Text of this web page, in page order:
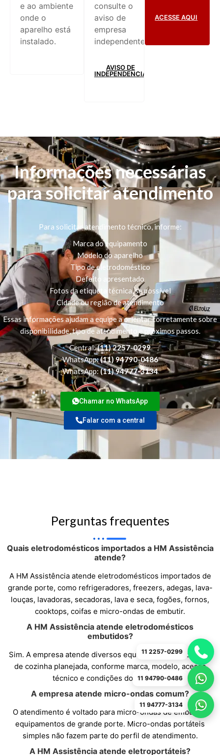
e ao ambiente
onde o
aparelho está
instalado.
consulte o
aviso de
empresa
independente.
AVISO DE
INDEPENDENCIA
ACESSE AQUI
Informações necessárias
para solicitar atendimento
Para solicitar atendimento técnico, informe:
Marca do equipamento
Modelo do aparelho
Tipo de eletrodoméstico
Defeito apresentado
Fotos da etiqueta técnica, se possível
Cidade ou região de atendimento
Essas informações ajudam a equipe a orientar corretamente sobre
disponibilidade, tipo de atendimento e próximos passos.
Central:(11) 2257-0299
WhatsApp:(11) 94790-0486
WhatsApp:(11) 94777-3134
Chamar no WhatsApp
Falar com a central
Perguntas frequentes
Quais eletrodomésticos importados a HM Assistência
atende?
A HM Assistência atende eletrodomésticos importados de
grande porte, como refrigeradores, freezers, adegas, lava-
louças, lavadoras, secadoras, lava e seca, fogões, fornos,
cooktops, coifas e micro-ondas de embutir.
A HM Assistência atende eletrodomésticos
embutidos?
Sim. A empresa atende diversos equipamentos embutidos
de cozinha planejada, conforme marca, modelo, acesso
técnico e condições do aparelho.
A empresa atende micro-ondas comum?
O atendimento é voltado para micro-ondas de embutir e
equipamentos de grande porte. Micro-ondas portáteis
simples não fazem parte do perfil de atendimento.
A HM Assistência atende eletroportáteis?
11 2257-0299
11 94790-0486
11 94777-3134